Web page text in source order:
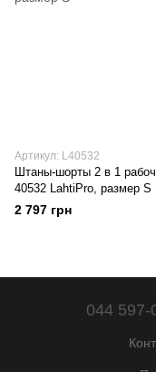
Артикул: L40532
Штаны-шорты 2 в 1
40532 LahtiPro, размер S
2 797 грн
044 597-